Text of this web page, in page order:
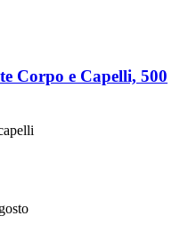
Corpo e Capelli, 500